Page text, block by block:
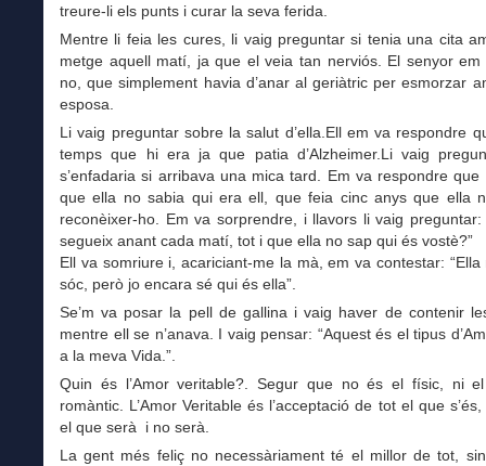
treure-li els punts i curar la seva ferida.
Mentre li feia les cures, li vaig preguntar si tenia una cita
metge aquell matí, ja que el veia tan nerviós. El senyor
no, que simplement havia d’anar al geriàtric per esmorzar
esposa.
Li vaig preguntar sobre la salut d’ella.Ell em va respondre
temps que hi era ja que patia d’Alzheimer.Li vaig
s’enfadaria si arribava una mica tard. Em va respondre que
que ella no sabia qui era ell, que feia cinc anys que ella
reconèixer-ho. Em va sorprendre, i llavors li vaig preguntar:
segueix anant cada matí, tot i que ella no sap qui és vostè?”
Ell va somriure i, acariciant-me la mà, em va contestar:
sóc, però jo encara sé qui és ella”.
Se’m va posar la pell de gallina i vaig haver de contenir
mentre ell se n’anava. I vaig pensar: “Aquest és el tipus
a la meva Vida.”.
Quin és l’Amor veritable?. Segur que no és el físic, ni
romàntic. L’Amor Veritable és l’acceptació de tot el que s’és,
el que serà i no serà.
La gent més feliç no necessàriament té el millor de tot,